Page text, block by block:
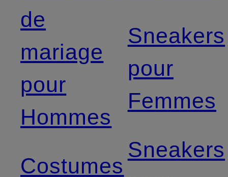
de
mariage
pour
Hommes
Costumes
Sneakers
pour
Femmes
Sneakers